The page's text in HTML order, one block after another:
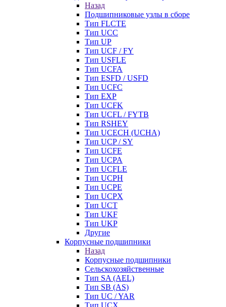
Назад
Подшипниковые узлы в сборе
Тип FLCTE
Тип UCC
Тип UP
Тип UCF / FY
Тип USFLE
Тип UCFA
Тип ESFD / USFD
Тип UCFC
Тип EXP
Тип UCFK
Тип UCFL / FYTB
Тип RSHEY
Тип UCECH (UCHA)
Тип UCP / SY
Тип UCFE
Тип UCPA
Тип UCFLE
Тип UCPH
Тип UCPE
Тип UCPX
Тип UCT
Тип UKF
Тип UKP
Другие
Корпусные подшипники
Назад
Корпусные подшипники
Сельскохозяйственные
Тип SA (AEL)
Тип SB (AS)
Тип UC / YAR
Тип UCX